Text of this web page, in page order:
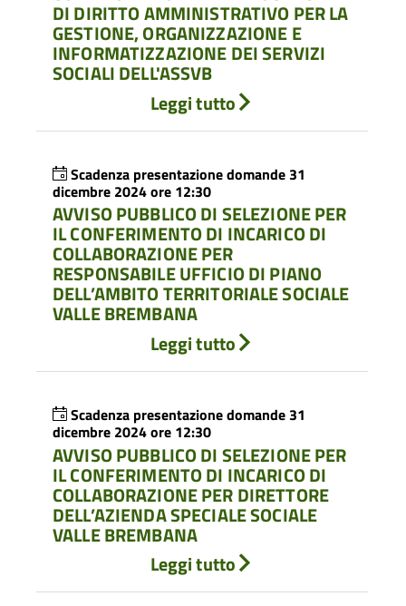
DI DIRITTO AMMINISTRATIVO PER LA
GESTIONE, ORGANIZZAZIONE E
INFORMATIZZAZIONE DEI SERVIZI
SOCIALI DELL'ASSVB
Leggi tutto
Scadenza presentazione domande 31
dicembre 2024 ore 12:30
AVVISO PUBBLICO DI SELEZIONE PER
IL CONFERIMENTO DI INCARICO DI
COLLABORAZIONE PER
RESPONSABILE UFFICIO DI PIANO
DELL’AMBITO TERRITORIALE SOCIALE
VALLE BREMBANA
Leggi tutto
Scadenza presentazione domande 31
dicembre 2024 ore 12:30
AVVISO PUBBLICO DI SELEZIONE PER
IL CONFERIMENTO DI INCARICO DI
COLLABORAZIONE PER DIRETTORE
DELL’AZIENDA SPECIALE SOCIALE
VALLE BREMBANA
Leggi tutto